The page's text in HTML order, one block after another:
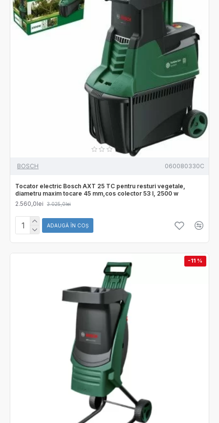
BOSCH 060080330C
Tocator electric Bosch AXT 25 TC pentru resturi vegetale,
diametru maxim tocare 45 mm,cos colector 53 l, 2500 w
2.560,0lei
3.025,0lei
ADAUGĂ ÎN COŞ
-11 %